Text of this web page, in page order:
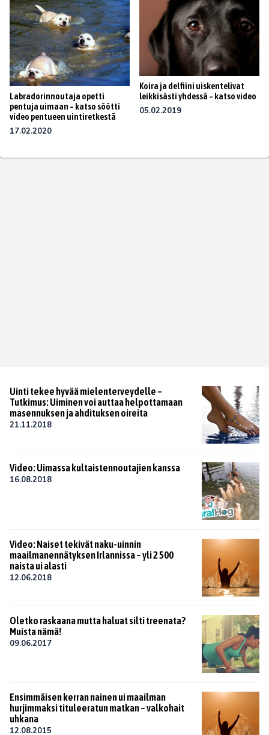
Labradorinnoutaja opetti
pentuja uimaan – katso söötti
video pentueen uintiretkestä
17.02.2020
Koira ja delfiini uiskentelivat
leikkisästi yhdessä – katso video
05.02.2019
Uinti tekee hyvää mielenterveydelle –
Tutkimus: Uiminen voi auttaa helpottamaan
masennuksen ja ahdituksen oireita
21.11.2018
Video: Uimassa kultaistennoutajien kanssa
16.08.2018
Video: Naiset tekivät naku-uinnin
maailmanennätyksen Irlannissa – yli 2 500
naista ui alasti
12.06.2018
Oletko raskaana mutta haluat silti treenata?
Muista nämä!
09.06.2017
Ensimmäisen kerran nainen ui maailman
hurjimmaksi tituleeratun matkan – valkohait
uhkana
12.08.2015